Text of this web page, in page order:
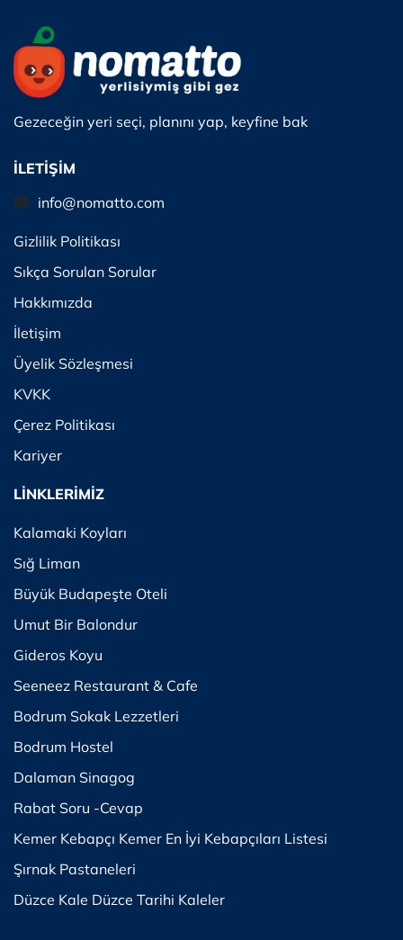
Gezeceğin yeri seçi, planını yap, keyfine bak
İLETİŞİM
info@nomatto.com
Gizlilik Politikası
Sıkça Sorulan Sorular
Hakkımızda
İletişim
Üyelik Sözleşmesi
KVKK
Çerez Politikası
Kariyer
LİNKLERİMİZ
Kalamaki Koyları
Sığ Liman
Büyük Budapeşte Oteli
Umut Bir Balondur
Gideros Koyu
Seeneez Restaurant & Cafe
Bodrum Sokak Lezzetleri
Bodrum Hostel
Dalaman Sinagog
Rabat Soru -Cevap
Kemer Kebapçı Kemer En İyi Kebapçıları Listesi
Şırnak Pastaneleri
Düzce Kale Düzce Tarihi Kaleler